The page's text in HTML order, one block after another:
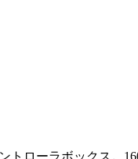
ローラボックス。